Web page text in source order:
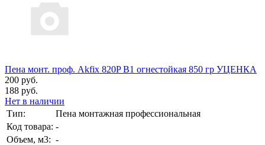
Пена монт. проф. Akfix 820P B1 огнестойкая 850 гр УЦЕНКА
200 руб.
188 руб.
Нет в наличии
Тип:
Пена монтажная профессиональная
Код товара: -
Объем, м3: -